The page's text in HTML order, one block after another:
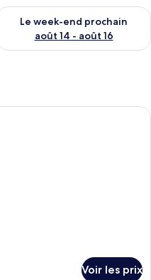
end août 7 - août 9
Le week-end prochain
août 14 - août 16
la disponibilité pour
chambre d’hôtel avec un lit,
Voir les prix